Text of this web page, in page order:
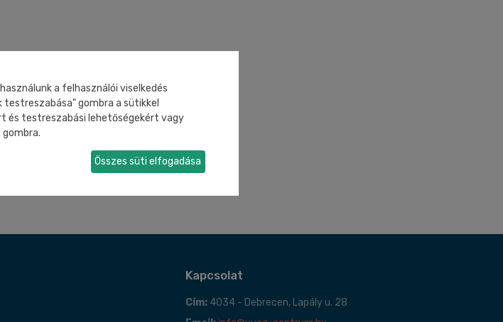
Kapcsolat
Cím: 4034 - Debrecen, Lapály u. 28
a felhasználói viselkedés
gombra a sütikkel
és testreszabási lehetőségekért vagy
Összes süti elfogadása